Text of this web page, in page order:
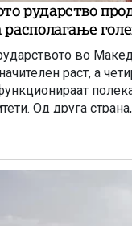
рударство
во
раст, а
Од друга
реализирано ниту
најава има